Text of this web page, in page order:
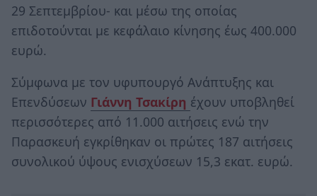
29 Σεπτεμβρίου- και μέσω της οποίας
επιδοτούνται με κεφάλαιο κίνησης έως 400.000
ευρώ.
Σύμφωνα με τον υφυπουργό Ανάπτυξης και
Επενδύσεων Γιάννη Τσακίρη έχουν υποβληθεί
περισσότερες από 11.000 αιτήσεις ενώ την
Παρασκευή εγκρίθηκαν οι πρώτες 187 αιτήσεις
συνολικού ύψους ενισχύσεων 15,3 εκατ. ευρώ.